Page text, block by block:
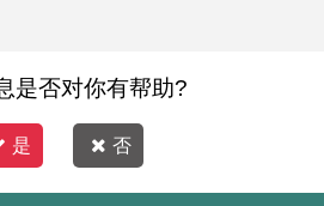
是否对你有帮助?
是 否